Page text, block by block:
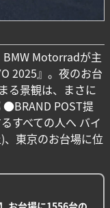
BMW Motorradが主
2025』。夜のお台
る景観は、まさに
POST提
すべての人へ バイ
、東京のお台場に位